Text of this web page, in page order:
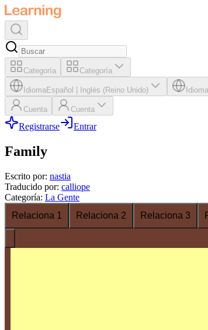
Categoría Categoría
IdiomaEspañol Inglés (Reino Unido) Idioma
Cuenta Cuenta
Registrarse Entrar
Family
Escrito por: nastia
Traducido por: calliope
Categoría: La Gente
Relaciona 1
Relaciona 2 Relaciona 3